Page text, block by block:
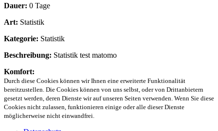
Dauer: 0 Tage
Art: Statistik
Kategorie: Statistik
Beschreibung: Statistik test matomo
Komfort:
Durch diese Cookies können wir Ihnen eine erweiterte Funktionalität
bereitzustellen. Die Cookies können von uns selbst, oder von Drittanbietern
gesetzt werden, deren Dienste wir auf unseren Seiten verwenden. Wenn Sie diese
Cookies nicht zulassen, funktionieren einige oder alle dieser Dienste
möglicherweise nicht einwandfrei.